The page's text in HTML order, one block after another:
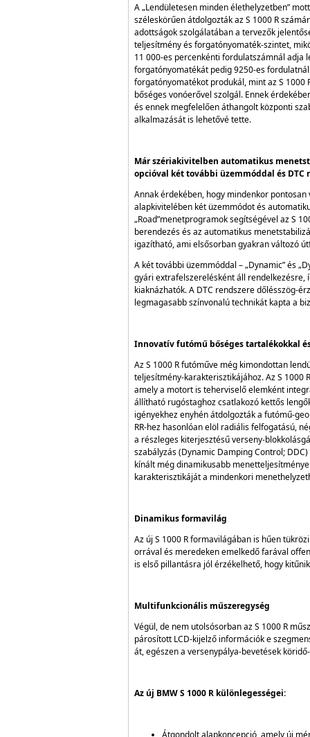
A „Lendületesen minden élethelyzetben”
széleskörűen átdolgozták az S 1000 R
adottságok szolgálatában a tervezők
teljesítmény és forgatónyomaték-szintet,
11 000-es percenkénti fordulatszámnál adja
forgatónyomatékát pedig 9250-es
forgatónyomatékot produkál, mint az S 1000
bőséges vonóerővel szolgál. Ennek
és ennek megfelelően áthangolt központi
alkalmazását is lehetővé tette.
Már szériakivitelben automatikus
opcióval két további üzemmóddal és DTC
Annak érdekében, hogy mindenkor
alapkivitelében két üzemmódot és
„Road”menetprogramok segítségével az S
berendezés és az automatikus
igazítható, ami elsősorban gyakran változó
A két további üzemmóddal – „Dynamic” és
gyári extrafelszerelésként áll rendelkezésre,
kiaknázhatók. A DTC rendszere dőlésszög-
legmagasabb színvonalú technikát kapta a
Innovatív futómű bőséges tartalékokkal
Az S 1000 R futóműve még kimondottan
teljesítmény-karakterisztikájához. Az S 1000
amely a motort is teherviselő elemként
állítható rugóstaghoz csatlakozó kettős
igényekhez enyhén átdolgozták a futómű-
RR-hez hasonlóan elöl radiális felfogatású,
a részleges kiterjesztésű verseny-
szabályzás (Dynamic Damping Control;
kínált még dinamikusabb
karakterisztikáját a mindenkori
Dinamikus formavilág
Az új S 1000 R formavilágában is hűen
orrával és meredeken emelkedő farával
is első pillantásra jól érzékelhető, hogy
Multifunkcionális műszeregység
Végül, de nem utolsósorban az S 1000 R
párosított LCD-kijelző információk e
át, egészen a versenypálya-bevetések
Az új BMW S 1000 R különlegességei:
Átgondolt alapkoncepció, amely új